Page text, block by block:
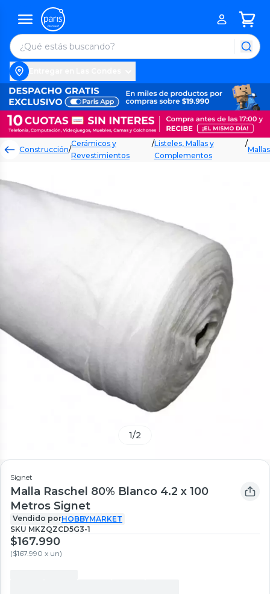
Construcción/
Cerámicos y
Revestimientos
/Listeles, Mallas y
Complementos
/
Mallas
1/2
Signet
Malla Raschel 80% Blanco 4.2 x 100
Metros Signet
Vendido porHOBBYMARKET
SKU MKZQZCD5G3-1
$167.990
($167.990 x un)